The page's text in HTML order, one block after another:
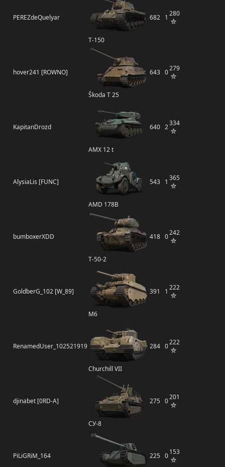
PEREZdeQuelyar
Т-150
682 1 280
hover241 [ROWNO]
Škoda T 25
643 0279
KapitanDrozd
AMX 12 t
640 2334
AlysiaLis [FUNC]
AMD 178B
543 1 365
bumboxerXDD
Т-50-2
418 0242
GoldberG_102 [W_89]
M6
391 1 222
RenamedUser_102521919
Churchill VII
284 0222
djinabet [0RD-A]
СУ-8
275 0201
PiLiGRiM_164 225 0153